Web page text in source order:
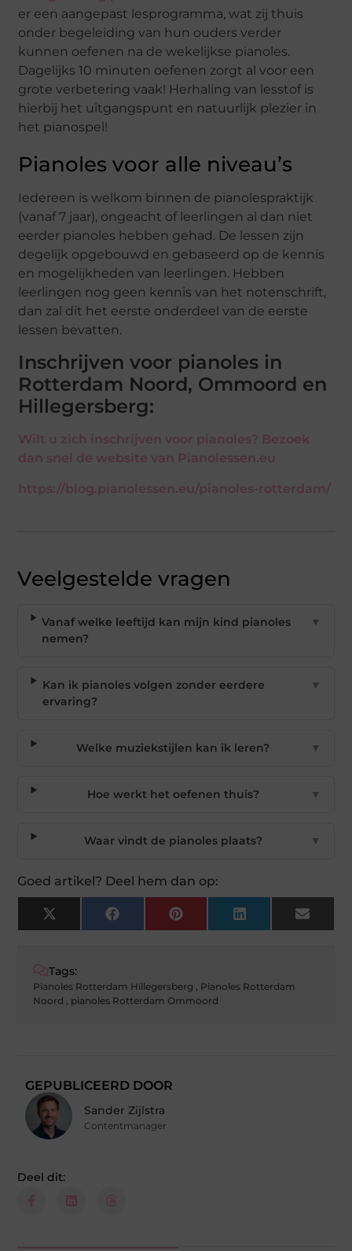
er een aangepast lesprogramma, wat zij thuis
onder begeleiding van hun ouders verder
kunnen oefenen na de wekelijkse pianoles.
Dagelijks 10 minuten oefenen zorgt al voor een
grote verbetering vaak! Herhaling van lesstof is
hierbij het uitgangspunt en natuurlijk plezier in
het pianospel!
Pianoles voor alle niveau’s
Iedereen is welkom binnen de pianolespraktijk
(vanaf 7 jaar), ongeacht of leerlingen al dan niet
eerder pianoles hebben gehad. De lessen zijn
degelijk opgebouwd en gebaseerd op de kennis
en mogelijkheden van leerlingen. Hebben
leerlingen nog geen kennis van het notenschrift,
dan zal dit het eerste onderdeel van de eerste
lessen bevatten.
Inschrijven voor pianoles in
Rotterdam Noord, Ommoord en
Hillegersberg:
Wilt u zich inschrijven voor pianoles? Bezoek
dan snel de website van Pianolessen.eu
https://blog.pianolessen.eu/pianoles-rotterdam/
Veelgestelde vragen
Vanaf welke leeftijd kan mijn kind pianoles
nemen?
▼
Kan ik pianoles volgen zonder eerdere
ervaring?
▼
Welke muziekstijlen kan ik leren? ▼
Hoe werkt het oefenen thuis? ▼
Waar vindt de pianoles plaats? ▼
Goed artikel? Deel hem dan op:
X
(Twitter)
Facebook Pinterest LinkedIn Email
Tags:
Pianoles Rotterdam Hillegersberg , Pianoles Rotterdam
Noord , pianoles Rotterdam Ommoord
GEPUBLICEERD DOOR
Sander Zijlstra
Contentmanager
Deel dit: